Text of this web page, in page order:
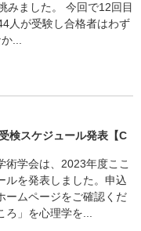
みました。 今回で12回目
人が受験し合格者はわず
...
検スケジュール発表【C
術学会は、2023年度ここ
ルを発表しました。申込
ームページをご確認くだ
」を心理学を...